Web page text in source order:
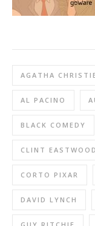
AGATHA CHRISTIE
AL PACINO
BLACK COMEDY
CLINT EASTWOOD
CORTO PIXAR
DAVID LYNCH